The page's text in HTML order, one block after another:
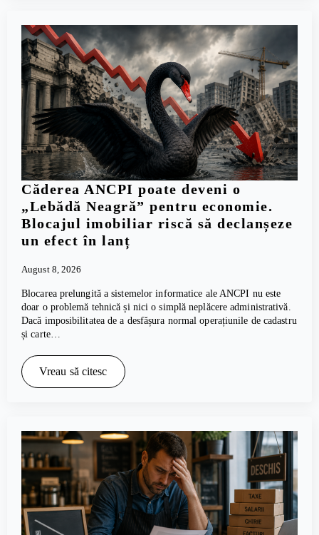
Căderea ANCPI poate deveni o
„Lebădă Neagră” pentru economie.
Blocajul imobiliar riscă să declanșeze
un efect în lanț
August 8, 2026
Blocarea prelungită a sistemelor informatice ale ANCPI nu este
doar o problemă tehnică și nici o simplă neplăcere administrativă.
Dacă imposibilitatea de a desfășura normal operațiunile de cadastru
și carte…
Vreau să citesc